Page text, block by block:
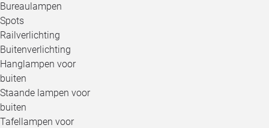
Bureaulampen
Spots
Railverlichting
Buitenverlichting
Hanglampen voor
buiten
Staande lampen voor
buiten
Tafellampen voor